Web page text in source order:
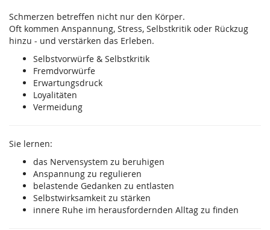
Schmerzen betreffen nicht nur den Körper.
Oft kommen Anspannung, Stress, Selbstkritik oder Rückzug
hinzu - und verstärken das Erleben.
Selbstvorwürfe & Selbstkritik
Fremdvorwürfe
Erwartungsdruck
Loyalitäten
Vermeidung
Sie lernen:
das Nervensystem zu beruhigen
Anspannung zu regulieren
belastende Gedanken zu entlasten
Selbstwirksamkeit zu stärken
innere Ruhe im herausfordernden Alltag zu finden